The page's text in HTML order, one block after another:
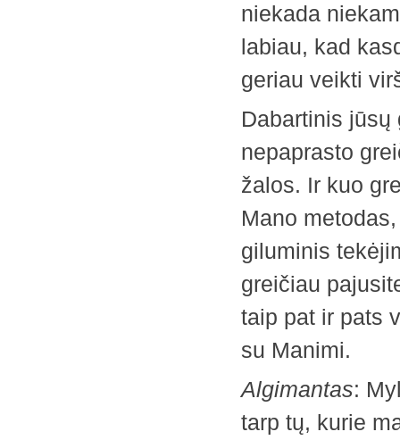
niekada
labiau, kad
geriau veikti
Dabartinis
nepaprasto
žalos. Ir kuo
Mano
giluminis
greičiau
taip pat ir pats
su Manimi.
Algimantas:
tarp tų, kurie